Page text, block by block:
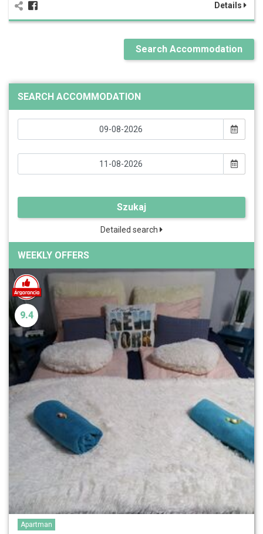
Details
Search Accommodation
SEARCH ACCOMMODATION
Szukaj
Detailed search
WEEKLY OFFERS
9.4
Apartman